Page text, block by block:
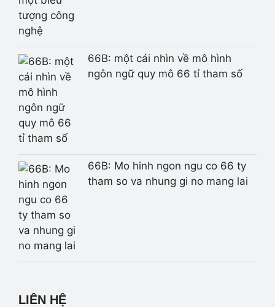
66B: một cái nhìn về mô hình
ngôn ngữ quy mô 66 tỉ tham số
66B: Mo hinh ngon ngu co 66 ty
tham so va nhung gi no mang lai
LIÊN HỆ